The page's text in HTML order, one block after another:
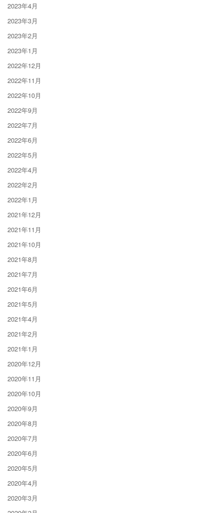
2023年4月
2023年3月
2023年2月
2023年1月
2022年12月
2022年11月
2022年10月
2022年9月
2022年7月
2022年6月
2022年5月
2022年4月
2022年2月
2022年1月
2021年12月
2021年11月
2021年10月
2021年8月
2021年7月
2021年6月
2021年5月
2021年4月
2021年2月
2021年1月
2020年12月
2020年11月
2020年10月
2020年9月
2020年8月
2020年7月
2020年6月
2020年5月
2020年4月
2020年3月